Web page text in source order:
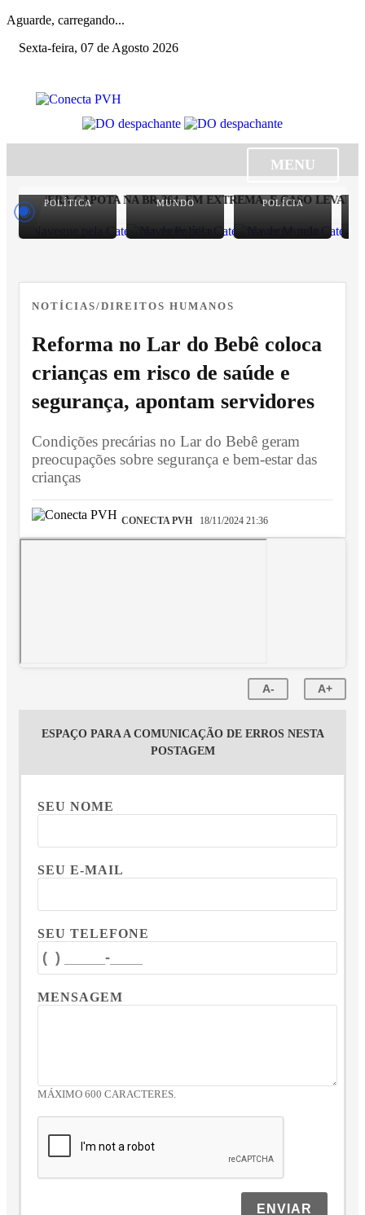
Aguarde, carregando...
Sexta-feira, 07 de Agosto 2026
MENU
SEINFRA CAPOTA NA BR-364, EM EXTREMA, E CASO LEVANTA
POLÍTICA MUNDO POLÍCIA
NOTÍCIAS/DIREITOS HUMANOS
Reforma no Lar do Bebê coloca
crianças em risco de saúde e
segurança, apontam servidores
Condições precárias no Lar do Bebê geram
preocupações sobre segurança e bem-estar das
crianças
CONECTA PVH 18/11/2024 21:36
A- A+
ESPAÇO PARA A COMUNICAÇÃO DE ERROS NESTA
POSTAGEM
SEU NOME
SEU E-MAIL
SEU TELEFONE
MENSAGEM
MÁXIMO 600 CARACTERES.
ENVIAR